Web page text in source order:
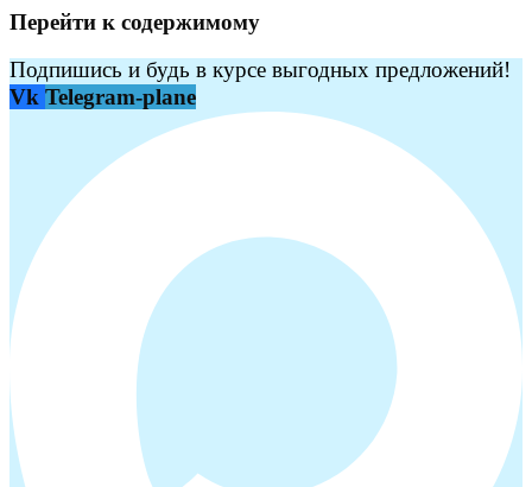
Перейти к содержимому
Подпишись и будь в курсе выгодных предложений!
Vk Telegram-plane